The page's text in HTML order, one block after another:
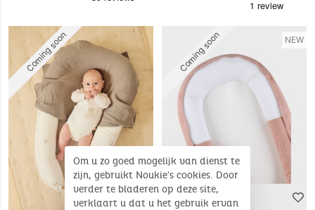
Coming soon Coming soon NEW
Om u zo goed mogelijk van dienst te
zijn, gebruikt Noukie's cookies. Door
verder te bladeren op deze site,
verklaart u dat u het gebruik ervan